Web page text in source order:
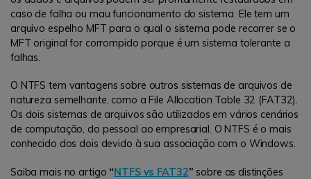
caso de falha ou mau funcionamento do sistema. Ele tem um
arquivo espelho MFT para o qual o sistema pode recorrer se o
MFT original for corrompido porque é um sistema tolerante a
falhas.
O NTFS tem vantagens sobre outros sistemas de arquivos de
natureza semelhante, como a File Allocation Table 32 (FAT32).
Os dois sistemas de arquivos são utilizados em vários cenários
de computação, do pessoal ao empresarial. O NTFS é o mais
conhecido dos dois devido à sua associação com o Windows.
Saiba mais no artigo “NTFS vs FAT32” sobre as distinções